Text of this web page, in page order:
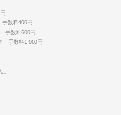
数料400円
手数料600円
手数料1,000円
。